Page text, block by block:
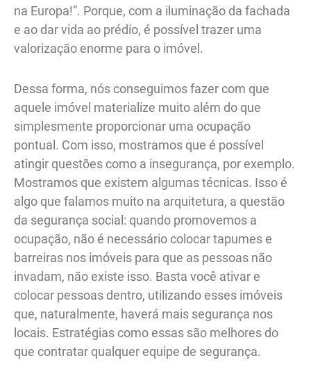
na Europa!”. Porque, com a iluminação da fachada
e ao dar vida ao prédio, é possível trazer uma
valorização enorme para o imóvel.
Dessa forma, nós conseguimos fazer com que
aquele imóvel materialize muito além do que
simplesmente proporcionar uma ocupação
pontual. Com isso, mostramos que é possível
atingir questões como a insegurança, por exemplo.
Mostramos que existem algumas técnicas. Isso é
algo que falamos muito na arquitetura, a questão
da segurança social: quando promovemos a
ocupação, não é necessário colocar tapumes e
barreiras nos imóveis para que as pessoas não
invadam, não existe isso. Basta você ativar e
colocar pessoas dentro, utilizando esses imóveis
que, naturalmente, haverá mais segurança nos
locais. Estratégias como essas são melhores do
que contratar qualquer equipe de segurança.